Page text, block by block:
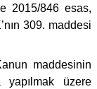
2015/846 esas,
309. maddesi
maddesinin
yapılmak üzere